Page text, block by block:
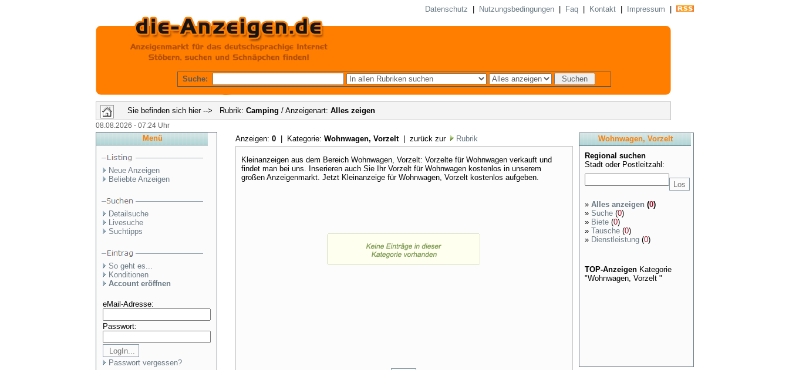
Datenschutz Nutzungsbedingungen| Faq| Kontakt| Impressum
Suche:
Sie befinden sich hier --> Rubrik: Camping / Anzeigenart: Alles zeigen
08.08.2026 - 07:24 Uhr
Menü
Neue Anzeigen
Beliebte Anzeigen
Detailsuche
Livesuche
Suchtipps
So geht es...
Konditionen
Account eröffnen
eMail-Adresse:
Passwort:
Passwort vergessen?
Anzeigen: 0| Kategorie: Wohnwagen, Vorzelt | zurück zur Rubrik
Kleinanzeigen aus dem Bereich Wohnwagen, Vorzelt: Vorzelte für Wohnwagen verkauft und
findet man bei uns. Inserieren auch Sie Ihr Vorzelt für Wohnwagen kostenlos in unserem
großen Anzeigenmarkt. Jetzt Kleinanzeige für Wohnwagen, Vorzelt kostenlos aufgeben.
Wohnwagen, Vorzelt
Regional suchen
Stadt oder Postleitzahl:
» Alles anzeigen (0)
» Suche(0)
» Biete(0)
» Tausche(0)
» Dienstleistung(0)
TOP-AnzeigenKategorie
"Wohnwagen, Vorzelt "